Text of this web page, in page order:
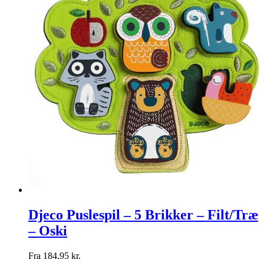
Djeco Puslespil – 5 Brikker – Filt/Træ
– Oski
Fra 184,95 kr.